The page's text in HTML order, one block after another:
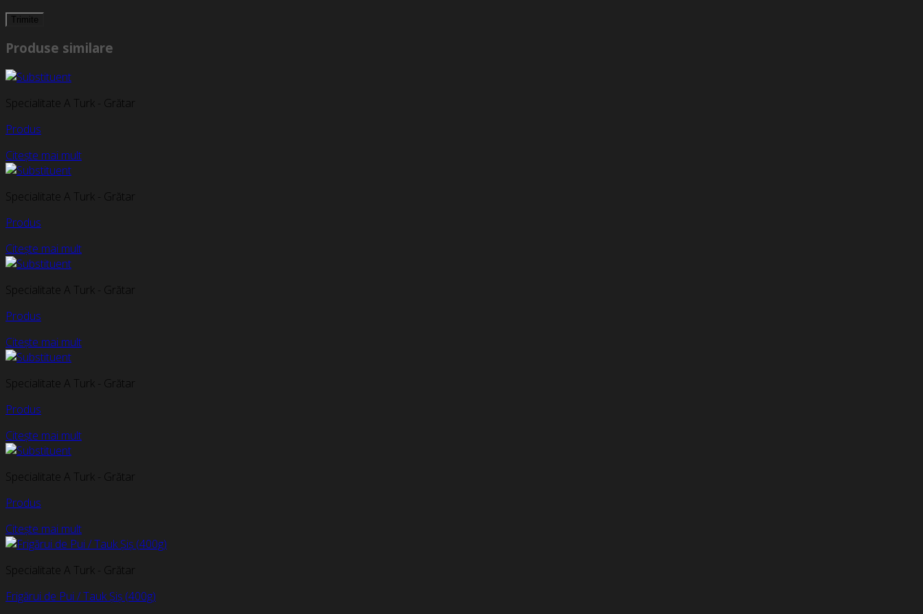
Produse similare
Specialitate A Turk - Grătar
Produs
Citește mai mult
Specialitate A Turk - Grătar
Produs
Citește mai mult
Specialitate A Turk - Grătar
Produs
Citește mai mult
Specialitate A Turk - Grătar
Produs
Citește mai mult
Specialitate A Turk - Grătar
Produs
Citește mai mult
Specialitate A Turk - Grătar
Frigărui de Pui / Tauk Șiș (400g)